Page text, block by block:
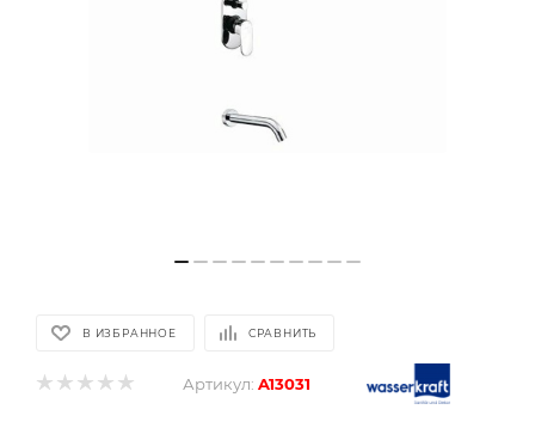
В ИЗБРАННОЕ СРАВНИТЬ
Артикул: A13031